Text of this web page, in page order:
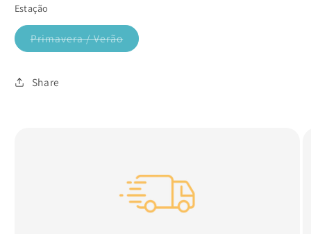
Estação
Primavera / Verão
Variante
Share